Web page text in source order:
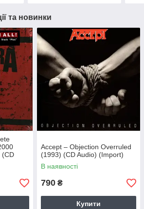
та новинки
(CD
Accept – Objection Overruled
(1993) (CD Audio) (Import)
В наявності
790 ₴
Купити